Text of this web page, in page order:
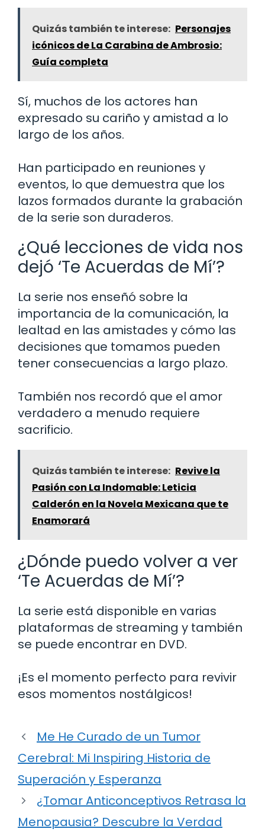
Quizás también te interese: Personajes
icónicos de La Carabina de Ambrosio:
Guía completa
Sí, muchos de los actores han
expresado su cariño y amistad a lo
largo de los años.
Han participado en reuniones y
eventos, lo que demuestra que los
lazos formados durante la grabación
de la serie son duraderos.
¿Qué lecciones de vida nos
dejó ‘Te Acuerdas de Mí’?
La serie nos enseñó sobre la
importancia de la comunicación, la
lealtad en las amistades y cómo las
decisiones que tomamos pueden
tener consecuencias a largo plazo.
También nos recordó que el amor
verdadero a menudo requiere
sacrificio.
Quizás también te interese: Revive la
Pasión con La Indomable: Leticia
Calderón en la Novela Mexicana que te
Enamorará
¿Dónde puedo volver a ver
‘Te Acuerdas de Mí’?
La serie está disponible en varias
plataformas de streaming y también
se puede encontrar en DVD.
¡Es el momento perfecto para revivir
esos momentos nostálgicos!
Me He Curado de un Tumor
Cerebral: Mi Inspiring Historia de
Superación y Esperanza
¿Tomar Anticonceptivos Retrasa la
Menopausia? Descubre la Verdad